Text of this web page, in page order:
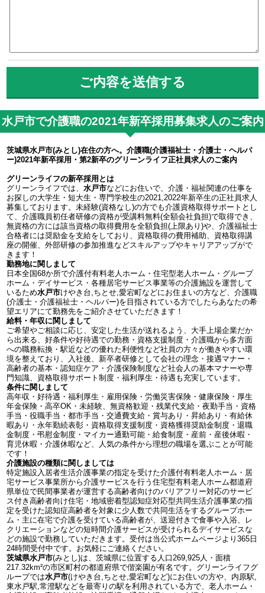
水戸市で介護職の2021年新卒採用募集求人のご案内
茨城県水戸市(みとし)在住の方へ。介護職(介護福祉士・介護士・ヘルパ
ー)2021年新卒採用・第2新卒のグリーンライフ正社員求人のご案内
グリーンライフの新卒採用とは
グリーンライフでは、水戸市などにお住いで、介護・福祉関連の仕事を
お探しの大学生・短大生・専門学校生の2021,2022年新卒生の正社員求人
募集しております。未経験(資格なし)の方でも介護資格取得サポートとし
て、介護職員初任者研修の資格が受講料無料(全額会社負担)で取得でき、
無資格の方には該当資格の取得費用を全額負担(上限あり)や、介護福祉士
合格者には奨励金を支給をしており、資格取得の費用補助、資格取得講
座の開催、外部研修の参加推進などスキルアップやキャリアアップがで
きます！
勤務地に関しまして
日本全国68か所で介護付有料老人ホーム・住宅型老人ホーム・グループ
ホーム・デイサービス・各種居宅サービス事業等の介護施設を運営して
いるため水戸市けやき台,ちとせ,愛宕町などにお住まいの方など、介護職
(介護士・介護福祉士・ヘルパー)を目指されている方でしたらあなたの希
望エリアにて勤務先をご紹介させていただきます！
給料・年収に関しまして
ご希望やご相談に応じ、安定した生活が送れるよう、大手上場企業だか
ら出来る、好条件や好待遇での勤務・資格支援制度・介護職から多方面
への職務転換・駅近などの優れた利便性など社員の方々が働きやすい環
境を整えており、入社後、新卒者研修として会社の理念・接遇マナー・
高齢者の基本・認知症ケア・介護保険制度など社会人の基本マナーや専
門知識、資格取得サポート制度・福利厚生・待遇も充実しています。
条件に関しまして
高年収・好待遇・福利厚生・雇用保険・労働災害保険・健康保険・厚生
年金保険・高卒OK・未経験、無資格歓迎・残業代支給・夜勤手当・資格
手当・役職手当・都市手当・交通費支給・賞与あり・昇給あり・有給休
暇あり・永年勤続表彰・資格取得支援制度・資格獲得奨励金制度・退職
金制度・弔慰金制度・マイカー通勤可能・給食制度・産前・産後休暇・
育児休暇・介護休暇など、人気の条件から理想の職場を選ぶことが可能
です！
介護施設の種類に関しましては
特定施設入居者生活介護事業の指定を受けた介護付有料老人ホーム・居
宅サービス事業所から介護サービスを行う住宅型有料老人ホーム都道府
県単位で民間事業者が運営する高齢者向けのバリアフリー対応のサービ
ス付き高齢者向け住宅・地域密着型認知症対応型共同生活介護事業の指
定を受けた認知症高齢者を対象に少人数で共同生活をするグループホー
ム・主に在宅で介護を受けている高齢者が、送迎付きで食事や入浴、レ
クリエーションなどの短時間介護サービスが受けられるデイサービスな
どの施設で勤務していただきます。受付は当公式ホームページより365日
24時間受付中です。お気軽にご連絡ください。
茨城県水戸市(みとし)は、茨城県に位置する人口269,925人・面積
217.32km²の市区町村の都道府県で偕楽園が有名です。グリーンライフグ
ループでは水戸市(けやき台,ちとせ,愛宕町など)にお住いの方や、内原駅,
東水戸駅,常澄駅などを最寄りの駅を利用されている方で、老人ホーム・